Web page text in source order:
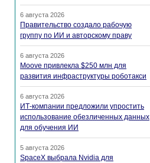
6 августа 2026
Правительство создало рабочую
группу по ИИ и авторскому праву
6 августа 2026
Moove привлекла $250 млн для
развития инфраструктуры роботакси
6 августа 2026
ИТ-компании предложили упростить
использование обезличенных данных
для обучения ИИ
5 августа 2026
SpaceX выбрала Nvidia для